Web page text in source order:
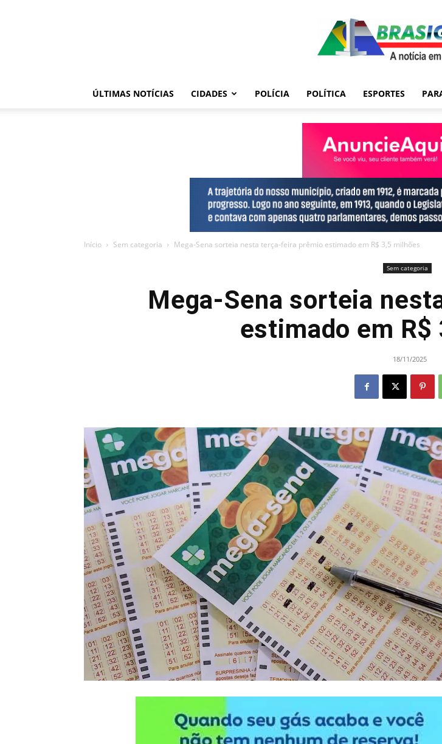
ÚLTIMAS NOTÍCIAS CIDADES POLÍCIA POLÍTICA ESPORTES
Início Sem categoria Mega-Sena sorteia nesta terça-feira prêmio estimado em R$ 3,5 milhões
Sem categoria
Mega-Sena sorteia
estimado em
18/11/2025